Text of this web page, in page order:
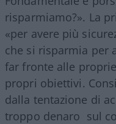
risparmiamo?». La
«per avere più
che si risparmia per
far fronte alle
propri obiettivi.
dalla tentazione di
troppo denaro sul